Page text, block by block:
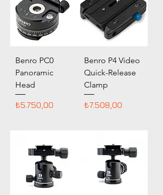
Benro PC0
Panoramic
Head
Fiyat
₺5.750,00
Benro P4 Video
Quick-Release
Clamp
Fiyat
₺7.508,00